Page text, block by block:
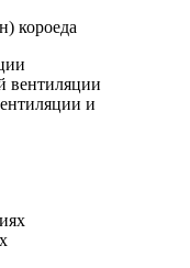
короеда
вентиляции
и